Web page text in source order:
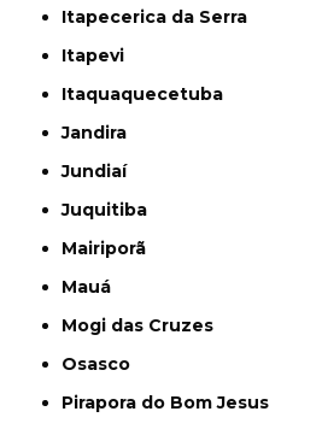
Itapecerica da Serra
Itapevi
Itaquaquecetuba
Jandira
Jundiaí
Juquitiba
Mairiporã
Mauá
Mogi das Cruzes
Osasco
Pirapora do Bom Jesus